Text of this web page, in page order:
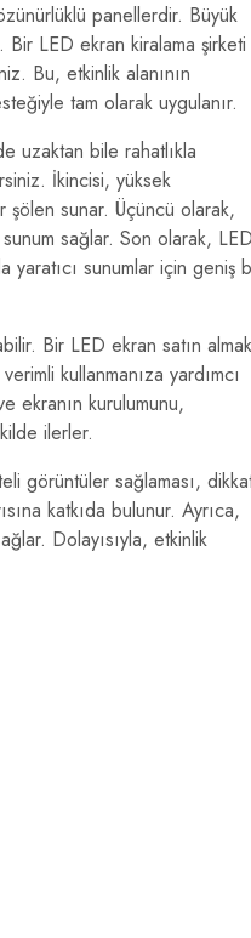
panellerdir. Büyük
LED ekran kiralama şirketi
Bu, etkinlik alanının
tam olarak uygulanır.
uzaktan bile rahatlıkla
İkincisi, yüksek
şölen sunar. Üçüncü olarak,
sağlar. Son olarak,
sunumlar için geniş
Bir LED ekran satın almak
kullanmanıza yardımcı
ekranın kurulumunu,
ilerler.
görüntüler sağlaması,
katkıda bulunur. Ayrıca,
Dolayısıyla, etkinlik